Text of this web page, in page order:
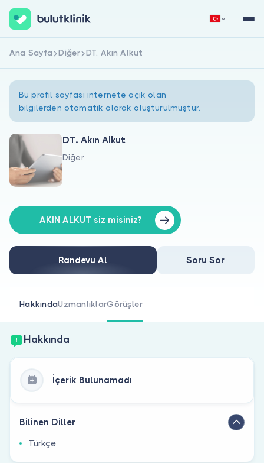
Hakkımızda
Doktorlar için
Doktor musunuz?
Hemen Kaydol
Ana Sayfa Diğer DT. Akın Alkut
Bu profil sayfası internete açık olan
bilgilerden otomatik olarak oluşturulmuştur.
DT. Akın Alkut
Diğer
AKIN ALKUT siz misiniz?
Randevu Al Soru Sor
HakkındaUzmanlıklarGörüşler
Hakkında
İçerik Bulunamadı
Bilinen Diller
Türkçe